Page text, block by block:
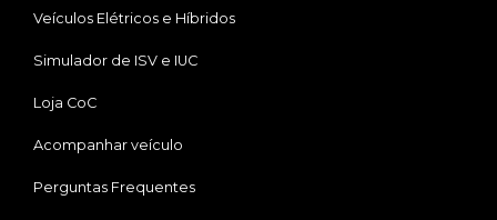
Veículos Elétricos e Híbridos
Simulador de ISV e IUC
Loja CoC
Acompanhar veículo
Perguntas Frequentes